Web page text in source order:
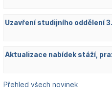
Uzavření studijního oddělení
Aktualizace nabídek stáží,
Přehled všech novinek